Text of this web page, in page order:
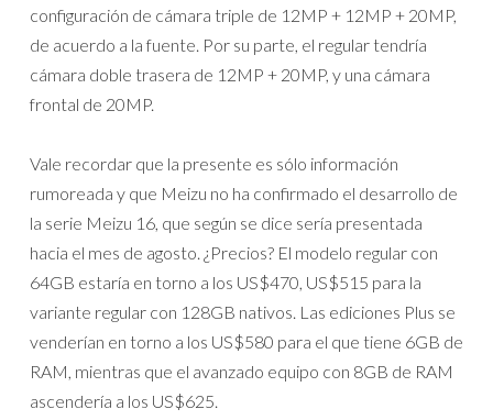
configuración de cámara triple de 12MP + 12MP + 20MP,
de acuerdo a la fuente. Por su parte, el regular tendría
cámara doble trasera de 12MP + 20MP, y una cámara
frontal de 20MP.
Vale recordar que la presente es sólo información
rumoreada y que Meizu no ha confirmado el desarrollo de
la serie Meizu 16, que según se dice sería presentada
hacia el mes de agosto. ¿Precios? El modelo regular con
64GB estaría en torno a los US$470, US$515 para la
variante regular con 128GB nativos. Las ediciones Plus se
venderían en torno a los US$580 para el que tiene 6GB de
RAM, mientras que el avanzado equipo con 8GB de RAM
ascendería a los US$625.